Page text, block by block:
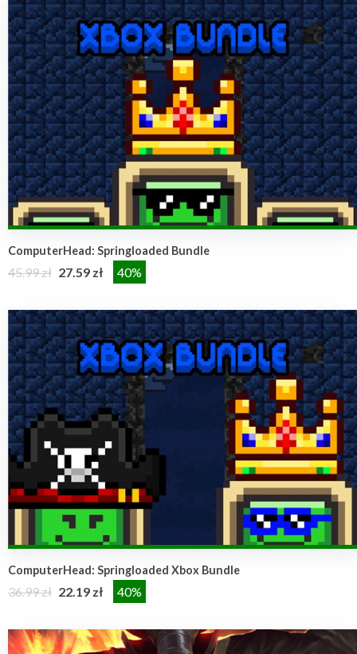
ComputerHead: Springloaded Bundle
45.99 zł 27.59 zł 40%
ComputerHead: Springloaded Xbox Bundle
36.99 zł 22.19 zł 40%